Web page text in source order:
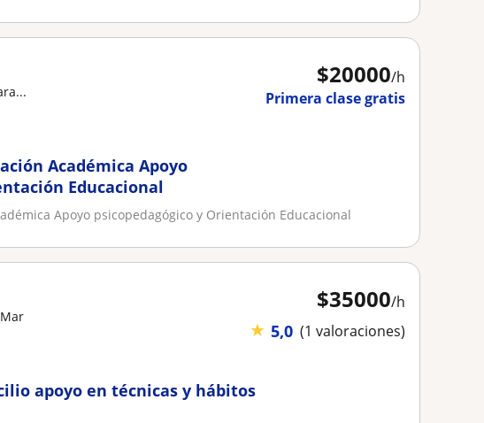
$20000/h
Primera clase gratis
Académica Apoyo
Educacional
Apoyo psicopedagógico y Orientación Educacional
$35000/h
★ 5,0 (1 valoraciones)
apoyo en técnicas y hábitos